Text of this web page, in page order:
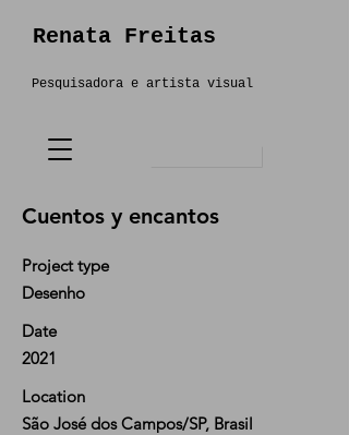
Pesquisadora e artista visual
Renata Freitas
Cuentos y encantos
Project type
Desenho
Date
2021
Location
São José dos Campos/SP, Brasil